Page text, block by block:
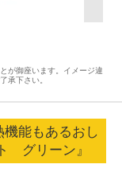
が御座います。イメージ違
承下さい。
能もあるおし
グリーン』